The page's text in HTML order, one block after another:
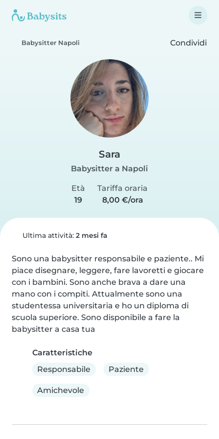
Babysitter Napoli Condividi
Sara
Babysitter a Napoli
Età
19
Tariffa oraria
8,00 €/ora
Ultima attività: 2 mesi fa
Sono una babysitter responsabile e paziente.. Mi
piace disegnare, leggere, fare lavoretti e giocare
con i bambini. Sono anche brava a dare una
mano con i compiti. Attualmente sono una
studentessa universitaria e ho un diploma di
scuola superiore. Sono disponibile a fare la
babysitter a casa tua
Caratteristiche
Responsabile
Paziente
Amichevole